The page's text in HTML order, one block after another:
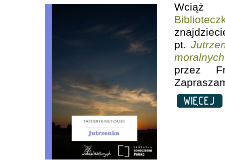
Wciąż
pt.
moralnych
przez
WIĘCEJ